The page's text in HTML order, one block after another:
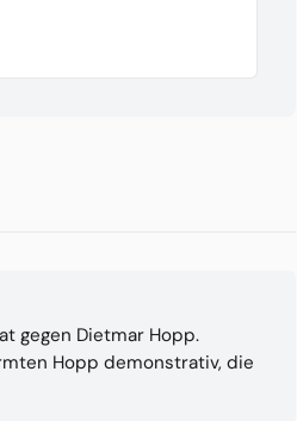
gegen Dietmar Hopp.
Hopp demonstrativ, die